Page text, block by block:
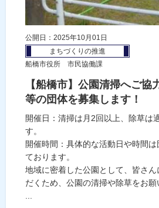
公開日：2025年10月01日
まちづくりの推進
船橋市役所 市民協働課
【船橋市】公園清掃へご協
等の団体を募集します！
開催日：清掃は月2回以上、除草は
す。
開催時間：具体的な活動日や時間
ております。
地域に密着した公園として、皆さ
だくため、公園の清掃や除草をお願
...